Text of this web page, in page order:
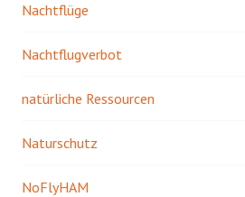
Nachtflüge
Nachtflugverbot
natürliche Ressourcen
Naturschutz
NoFlyHAM